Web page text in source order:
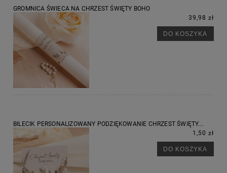
GROMNICA ŚWIECA NA CHRZEST ŚWIĘTY BOHO
39,98 zł
DO KOSZYKA
BILECIK PERSONALIZOWANY PODZIĘKOWANIE CHRZEST ŚWIĘTY...
1,50 zł
DO KOSZYKA